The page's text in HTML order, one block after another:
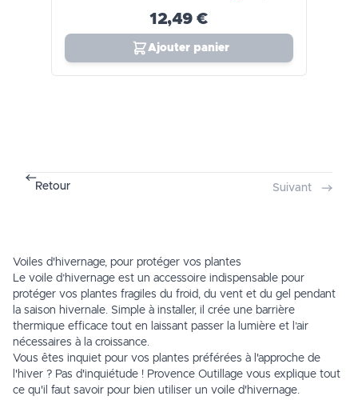
12,49 €
Ajouter panier
Retour Suivant
Voiles d'hivernage, pour protéger vos plantes
Le voile d’hivernage est un accessoire indispensable pour
protéger vos plantes fragiles du froid, du vent et du gel pendant
la saison hivernale. Simple à installer, il crée une barrière
thermique efficace tout en laissant passer la lumière et l’air
nécessaires à la croissance.
Vous êtes inquiet pour vos plantes préférées à l'approche de
l'hiver ? Pas d'inquiétude ! Provence Outillage vous explique tout
ce qu'il faut savoir pour bien utiliser un voile d'hivernage.